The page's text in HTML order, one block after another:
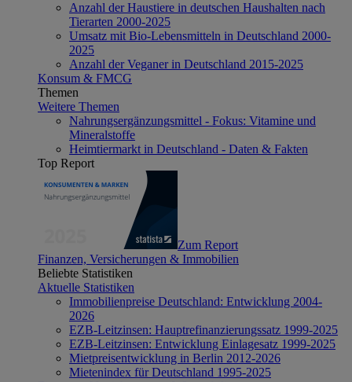
Anzahl der Haustiere in deutschen Haushalten nach
Tierarten 2000-2025
Umsatz mit Bio-Lebensmitteln in Deutschland 2000-
2025
Anzahl der Veganer in Deutschland 2015-2025
Konsum & FMCG
Themen
Weitere Themen
Nahrungsergänzungsmittel - Fokus: Vitamine und
Mineralstoffe
Heimtiermarkt in Deutschland - Daten & Fakten
Top Report
Zum Report
Finanzen, Versicherungen & Immobilien
Beliebte Statistiken
Aktuelle Statistiken
Immobilienpreise Deutschland: Entwicklung 2004-
2026
EZB-Leitzinsen: Hauptrefinanzierungssatz 1999-2025
EZB-Leitzinsen: Entwicklung Einlagesatz 1999-2025
Mietpreisentwicklung in Berlin 2012-2026
Mietenindex für Deutschland 1995-2025